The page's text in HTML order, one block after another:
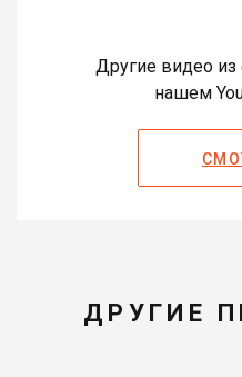
Другие видео из
нашем
ДРУГИЕ